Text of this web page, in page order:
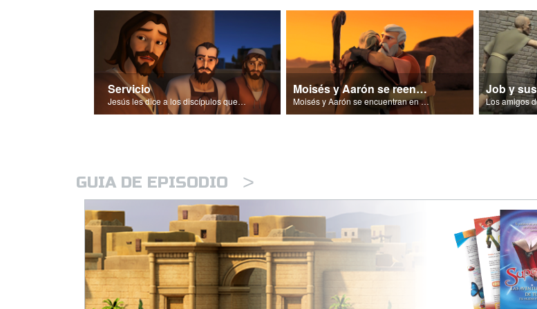
Servicio
Jesús les dice a los discípulos que los líderes deben ser siervos.
Moisés y Aarón se reencuentran
Moisés y Aarón se encuentran en el desierto
Job y
GUIA DE EPISODIO >